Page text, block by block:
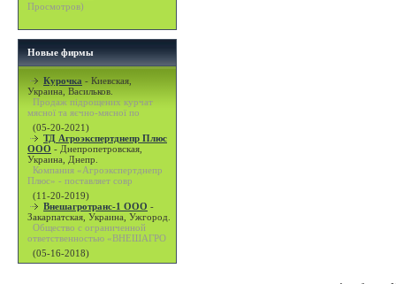
Просмотров)
Новые фирмы
Курочка - Киевская,
Украина, Васильков.
Продаж підрощених курчат
мясної та яєчно-мясної по
(05-20-2021)
ТД Агроэкспертднепр Плюс
ООО - Днепропетровская,
Украина, Днепр.
Компания «Агроэкспертднепр
Плюс» - поставляет совр
(11-20-2019)
Внешагротранс-1 ООО -
Закарпатская, Украина, Ужгород.
Общество с ограниченной
ответственностью «ВНЕШАГРО
(05-16-2018)